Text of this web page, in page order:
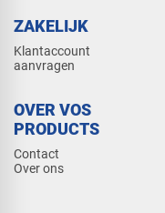
ZAKELIJK
Klantaccount
aanvragen
OVER VOS
PRODUCTS
Contact
Over ons